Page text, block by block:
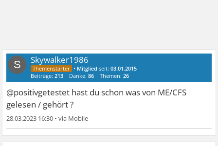
S Skywalker1986
• Mitglied seit:03.01.2015
Beiträge:213 Danke:86 Themen:26
@positivgetestet hast du schon was von ME/CFS
gelesen / gehört ?
28.03.2023 16:30 •